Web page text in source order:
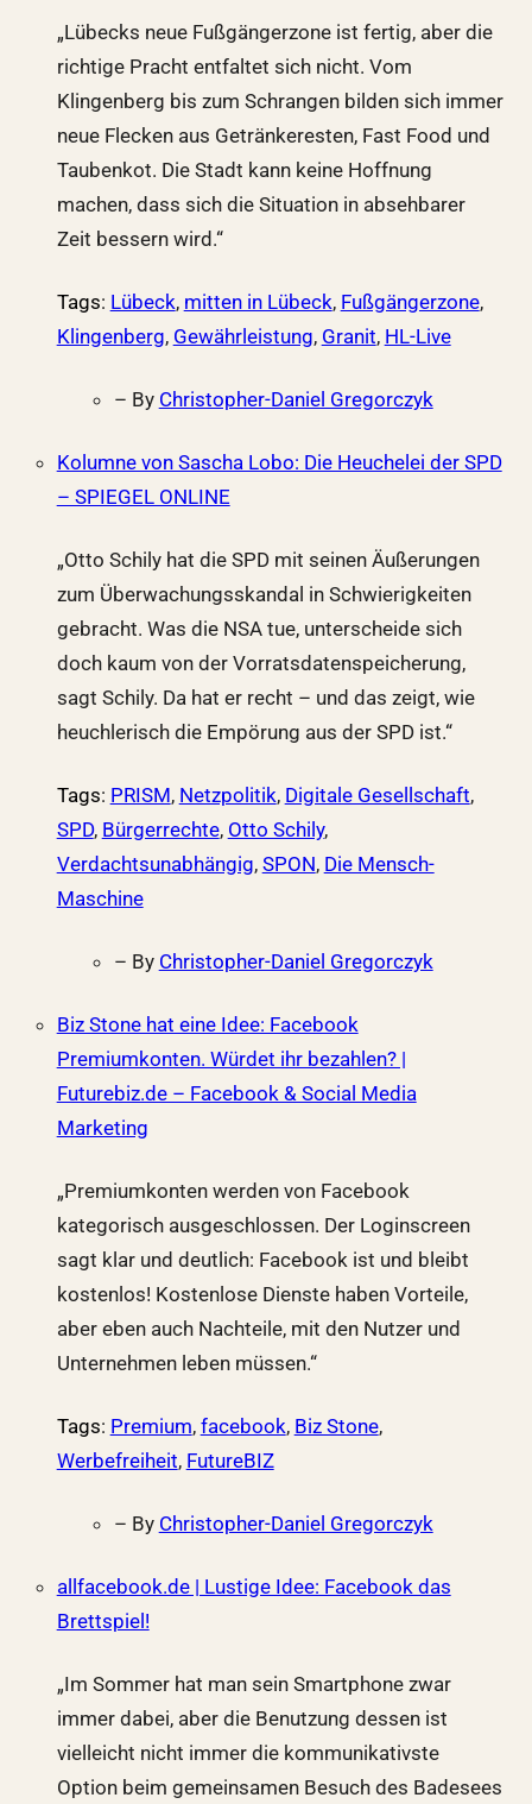
„Lübecks neue Fußgängerzone ist fertig, aber die
richtige Pracht entfaltet sich nicht. Vom
Klingenberg bis zum Schrangen bilden sich immer
neue Flecken aus Getränkeresten, Fast Food und
Taubenkot. Die Stadt kann keine Hoffnung
machen, dass sich die Situation in absehbarer
Zeit bessern wird.“
Tags: Lübeck, mitten in Lübeck, Fußgängerzone,
Klingenberg, Gewährleistung, Granit, HL-Live
– By Christopher-Daniel Gregorczyk
Kolumne von Sascha Lobo: Die Heuchelei der SPD
– SPIEGEL ONLINE
„Otto Schily hat die SPD mit seinen Äußerungen
zum Überwachungsskandal in Schwierigkeiten
gebracht. Was die NSA tue, unterscheide sich
doch kaum von der Vorratsdatenspeicherung,
sagt Schily. Da hat er recht – und das zeigt, wie
heuchlerisch die Empörung aus der SPD ist.“
Tags: PRISM, Netzpolitik, Digitale Gesellschaft,
SPD, Bürgerrechte, Otto Schily,
Verdachtsunabhängig, SPON, Die Mensch-
Maschine
– By Christopher-Daniel Gregorczyk
Biz Stone hat eine Idee: Facebook
Premiumkonten. Würdet ihr bezahlen? |
Futurebiz.de – Facebook & Social Media
Marketing
„Premiumkonten werden von Facebook
kategorisch ausgeschlossen. Der Loginscreen
sagt klar und deutlich: Facebook ist und bleibt
kostenlos! Kostenlose Dienste haben Vorteile,
aber eben auch Nachteile, mit den Nutzer und
Unternehmen leben müssen.“
Tags: Premium, facebook, Biz Stone,
Werbefreiheit, FutureBIZ
– By Christopher-Daniel Gregorczyk
allfacebook.de | Lustige Idee: Facebook das
Brettspiel!
„Im Sommer hat man sein Smartphone zwar
immer dabei, aber die Benutzung dessen ist
vielleicht nicht immer die kommunikativste
Option beim gemeinsamen Besuch des Badesees